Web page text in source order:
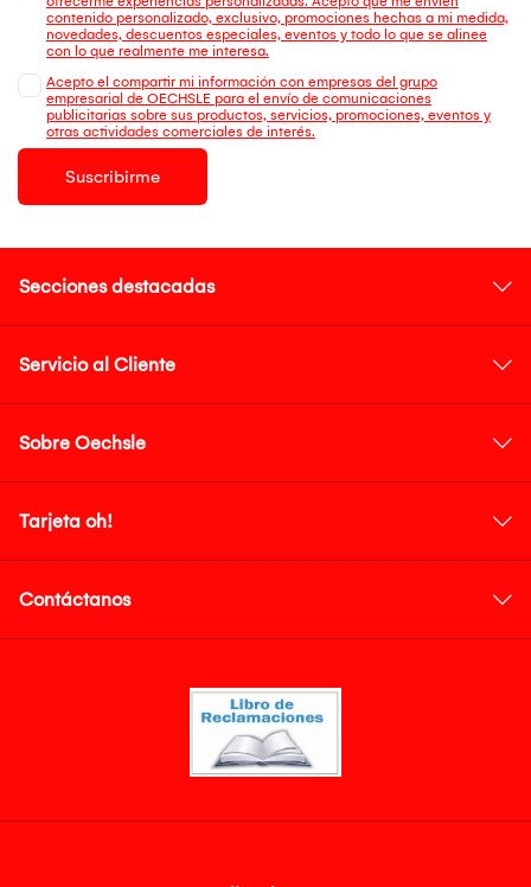
contenido personalizado, exclusivo, promociones hechas a mi medida,
novedades, descuentos especiales, eventos y todo lo que se alinee
con lo que realmente me interesa.
Acepto el compartir mi información con empresas del grupo
empresarial de OECHSLE para el envío de comunicaciones
publicitarias sobre sus productos, servicios, promociones, eventos y
otras actividades comerciales de interés.
Suscribirme
Secciones destacadas
Servicio al Cliente
Sobre Oechsle
Tarjeta oh!
Contáctanos